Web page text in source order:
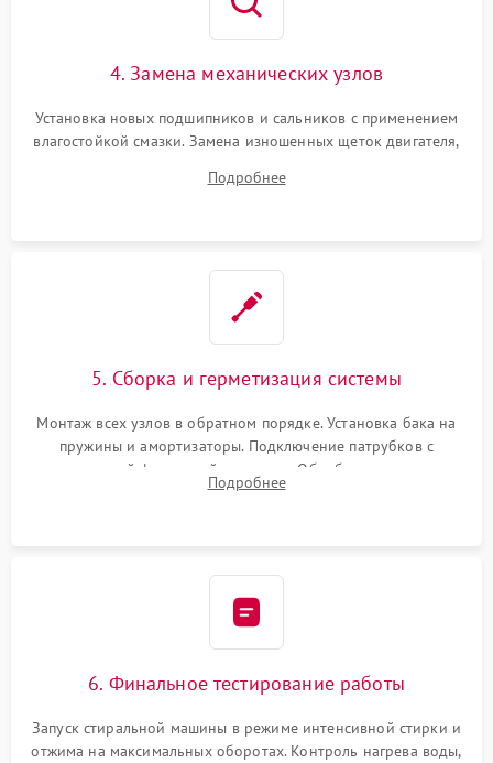
4. Замена механических узлов
Установка новых подшипников и сальников с применением
влагостойкой смазки. Замена изношенных щеток двигателя,
или поврежденной резиновой манжеты.
Подробнее
5. Сборка и герметизация системы
Монтаж всех узлов в обратном порядке. Установка бака на
пружины и амортизаторы. Подключение патрубков с
надежной фиксацией хомутами. Обработка стыков
герметиком для предотвращения возможных протечек воды.
Подробнее
6. Финальное тестирование работы
Запуск стиральной машины в режиме интенсивной стирки и
отжима на максимальных оборотах. Контроль нагрева воды,